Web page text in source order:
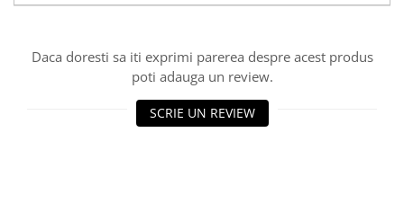
Daca doresti sa iti exprimi parerea despre acest produs
poti adauga un review.
SCRIE UN REVIEW